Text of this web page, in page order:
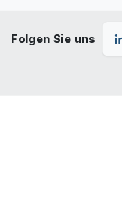
Folgen Sie uns